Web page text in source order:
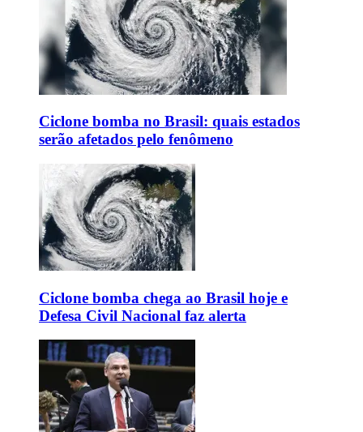
Ciclone bomba no Brasil: quais estados
serão afetados pelo fenômeno
Ciclone bomba chega ao Brasil hoje e
Defesa Civil Nacional faz alerta